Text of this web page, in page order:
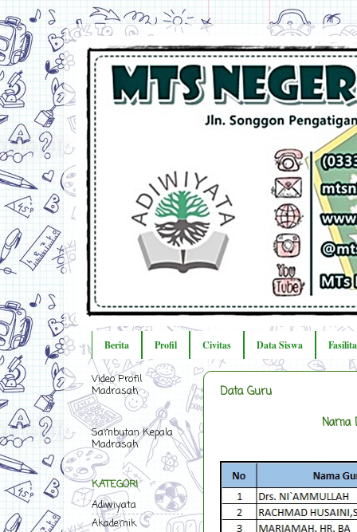
Berita Profil Civitas Data Siswa
Data Guru
Nama
Video Profil
Madrasah
Sambutan Kepala
Madrasah
KATEGORI
Adiwiyata
Akademik